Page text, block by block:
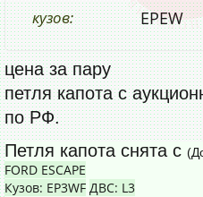
кузов: EPEW
цена за пару
петля капота с
по РФ.
Петля капота снята с
FORD ESCAPE
Кузов: EP3WF ДВС: L3